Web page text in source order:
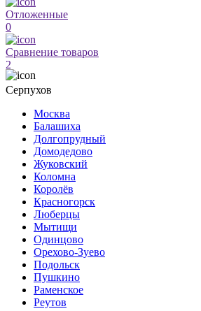
Отложенные
0
Сравнение товаров
2
Серпухов
Москва
Балашиха
Долгопрудный
Домодедово
Жуковский
Коломна
Королёв
Красногорск
Люберцы
Мытищи
Одинцово
Орехово-Зуево
Подольск
Пушкино
Раменское
Реутов